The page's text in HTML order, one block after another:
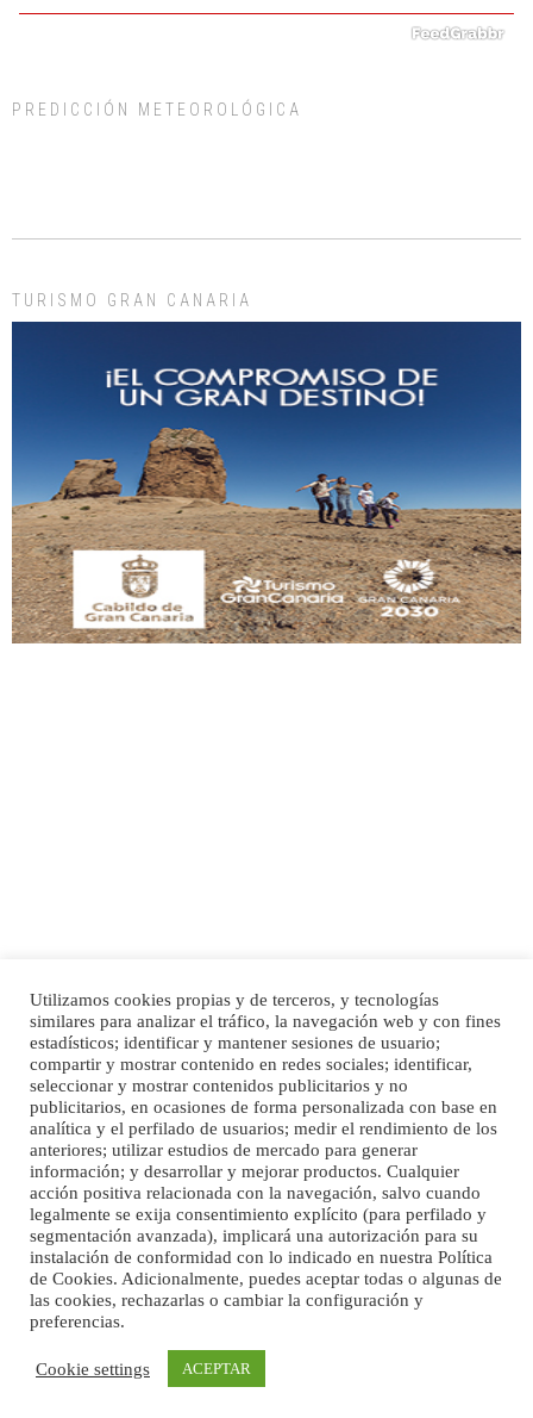
días, ella incluida...
Gato manso encontrado
Este gato macho ha aparecido en la calle hace menos de un mes, es muy
manso y extremadamente cari...
Leales.org » Gran Canaria | 9.7.2025
SHIBA PERDIDO AVDA JOSE MESA Y LOPEZ
PERRO MACHO RAZA SHIBA CON MICROCHIP PERDIDO HOY 06/07/2025 ZONA
MESA Y LOPEZ. ES MUY ASUSTADIZO
Leales.org » Gran Canaria | 6.7.2025
Ninfa perdida
El día 5 se los perdió una ninfa papillera, asustada tiene miedo a la calle, se
Leales.org » Gran Canaria
6.7.2025
PREDICCIÓN METEOROLÓGICA
TURISMO GRAN CANARIA
Inicio Publicidad
Política de privacidad
Aviso Legal
Cláusula de Cookies
Enlaces de interés
Utilizamos cookies propias y de terceros, y tecnologías
similares para analizar el tráfico, la navegación web y con fines
estadísticos; identificar y mantener sesiones de usuario;
compartir y mostrar contenido en redes sociales; identificar,
seleccionar y mostrar contenidos publicitarios y no
publicitarios, en ocasiones de forma personalizada con base en
analítica y el perfilado de usuarios; medir el rendimiento de los
anteriores; utilizar estudios de mercado para generar
información; y desarrollar y mejorar productos. Cualquier
acción positiva relacionada con la navegación, salvo cuando
legalmente se exija consentimiento explícito (para perfilado y
segmentación avanzada), implicará una autorización para su
instalación de conformidad con lo indicado en nuestra Política
de Cookies. Adicionalmente, puedes aceptar todas o algunas de
las cookies, rechazarlas o cambiar la configuración y
preferencias.
Cookie settings ACEPTAR